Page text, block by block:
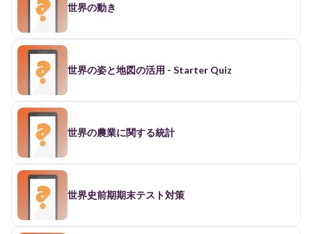
世界の動き
世界の姿と地図の活用 - Starter Quiz
世界の農業に関する統計
世界史前期期末テスト対策